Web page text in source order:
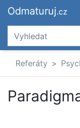
Odmaturuj.cz
Referáty